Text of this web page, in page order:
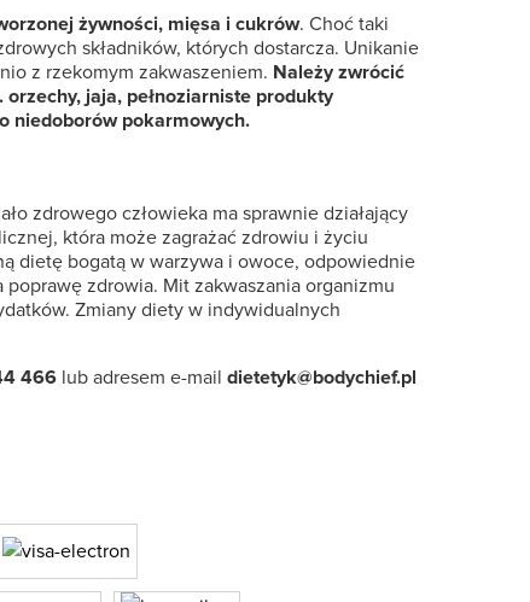
żywności, mięsa i cukrów. Choć taki
składników, których dostarcza. Unikanie
z rzekomym zakwaszeniem. Należy zwrócić
jaja, pełnoziarniste produkty
niedoborów pokarmowych.
zdrowego człowieka ma sprawnie działający
która może zagrażać zdrowiu i życiu
dietę bogatą w warzywa i owoce, odpowiednie
zdrowia. Mit zakwaszania organizmu
Zmiany diety w indywidualnych
466 lub adresem e-mail dietetyk@bodychief.pl